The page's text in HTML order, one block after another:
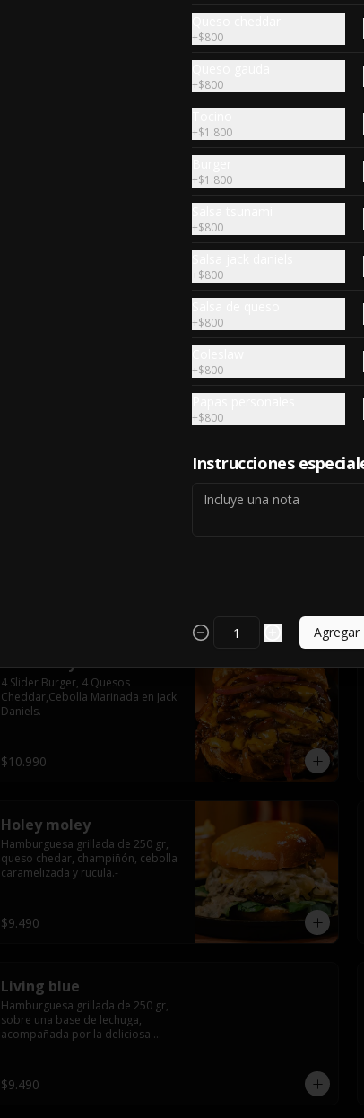
Doomsday
4 Slider Burger, 4 Quesos
Cheddar,Cebolla Marinada en Jack
Daniels.
$10.990
Holey moley
Hamburguesa grillada de 250 gr,
queso chedar, champiñón, cebolla
caramelizada y rucula.-
$9.490
Living blue
Hamburguesa grillada de 250 gr,
sobre una base de lechuga,
acompañada por la deliciosa
en wisky jack daniels y salsa de
miel.-
$9.490
+$800
+$800
+$1.800
+$1.800
+$800
+$800
+$800
+$800
+$800
Instrucciones
Agregar